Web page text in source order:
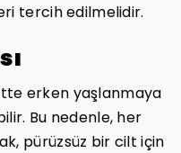
tercih edilmelidir.
erken yaşlanmaya
Bu nedenle, her
pürüzsüz bir cilt için